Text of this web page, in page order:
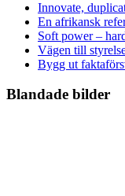
Innovate,
En afrikansk
Soft power –
Vägen till
Bygg ut
Blandade bilder